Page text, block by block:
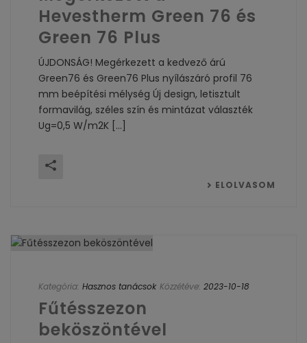
Hevestherm Green 76 és
Green 76 Plus
ÚJDONSÁG! Megérkezett a kedvező árú
Green76 és Green76 Plus nyílászáró profil 76
mm beépítési mélység Új design, letisztult
formavilág, széles szín és mintázat választék
Ug=0,5 W/m2K [...]
ELOLVASOM
Kategória: Hasznos tanácsok Közzétéve: 2023-10-18
Fűtésszezon
beköszöntével